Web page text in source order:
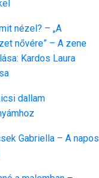
nézel? – „A
nővére” – A zene
Kardos Laura
dallam
Gabriella – A napos